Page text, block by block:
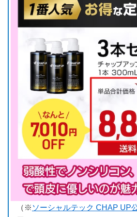
（※ ソーシャルテック CHAP UP